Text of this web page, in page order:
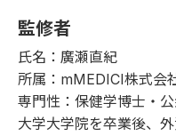
監修者
氏名：廣瀬直紀
所属：mMEDICI株式会
専門性：保健学博士・
大学大学院を卒業後、